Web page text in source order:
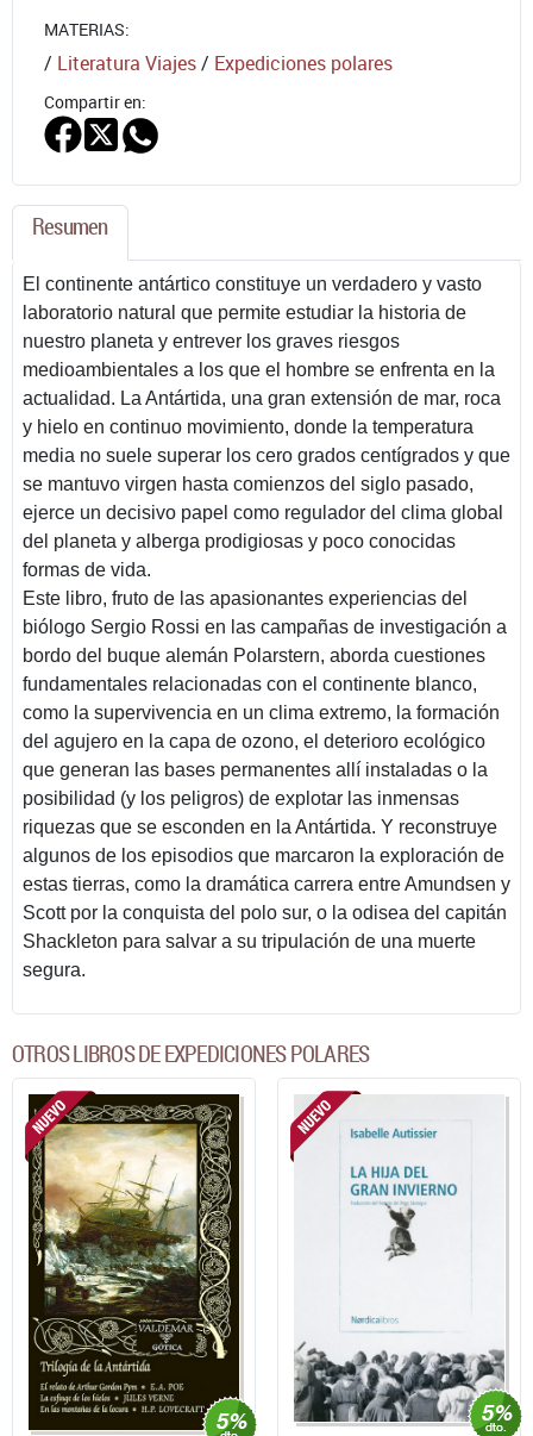
MATERIAS:
/ Literatura Viajes/ Expediciones polares
Compartir en:
Resumen
El continente antártico constituye un verdadero y vasto
laboratorio natural que permite estudiar la historia de
nuestro planeta y entrever los graves riesgos
medioambientales a los que el hombre se enfrenta en la
actualidad. La Antártida, una gran extensión de mar, roca
y hielo en continuo movimiento, donde la temperatura
media no suele superar los cero grados centígrados y que
se mantuvo virgen hasta comienzos del siglo pasado,
ejerce un decisivo papel como regulador del clima global
del planeta y alberga prodigiosas y poco conocidas
formas de vida.
Este libro, fruto de las apasionantes experiencias del
biólogo Sergio Rossi en las campañas de investigación a
bordo del buque alemán Polarstern, aborda cuestiones
fundamentales relacionadas con el continente blanco,
como la supervivencia en un clima extremo, la formación
del agujero en la capa de ozono, el deterioro ecológico
que generan las bases permanentes allí instaladas o la
posibilidad (y los peligros) de explotar las inmensas
riquezas que se esconden en la Antártida. Y reconstruye
algunos de los episodios que marcaron la exploración de
estas tierras, como la dramática carrera entre Amundsen y
Scott por la conquista del polo sur, o la odisea del capitán
Shackleton para salvar a su tripulación de una muerte
segura.
OTROS LIBROS DE EXPEDICIONES POLARES